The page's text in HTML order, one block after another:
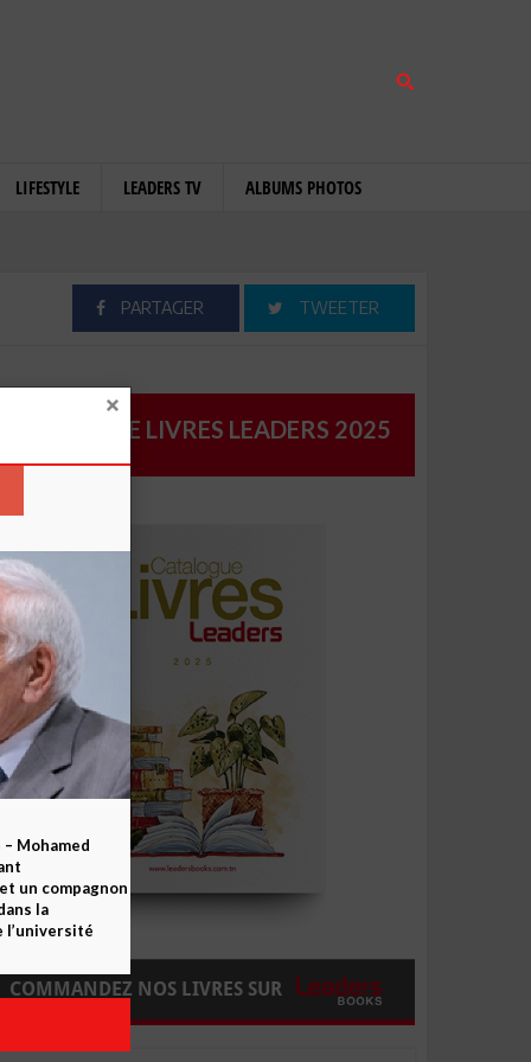
LIFESTYLE LEADERS TV ALBUMS PHOTOS
PARTAGER TWEETER
CATALOGUE LIVRES LEADERS 2025
COMMANDEZ NOS LIVRES SUR
Mohamed
un compagnon
la
l’université